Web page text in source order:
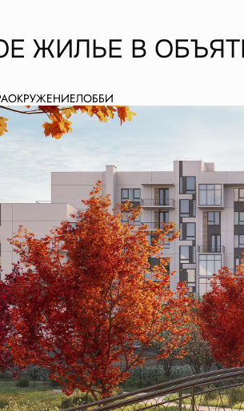
ЖИЛЬЕ В
ОКРУЖЕНИЕЛОББИ